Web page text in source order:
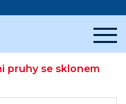
pruhy se sklonem